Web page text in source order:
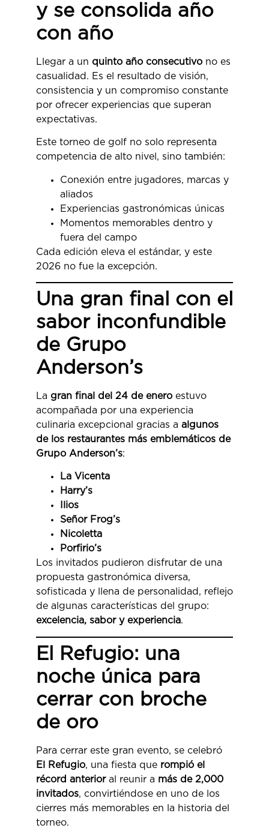
y se consolida año
con año
Llegar a un quinto año consecutivo no es
casualidad. Es el resultado de visión,
consistencia y un compromiso constante
por ofrecer experiencias que superan
expectativas.
Este torneo de golf no solo representa
competencia de alto nivel, sino también:
Conexión entre jugadores, marcas y
aliados
Experiencias gastronómicas únicas
Momentos memorables dentro y
fuera del campo
Cada edición eleva el estándar, y este
2026 no fue la excepción.
Una gran final con el
sabor inconfundible
de Grupo
Anderson’s
La gran final del 24 de enero estuvo
acompañada por una experiencia
culinaria excepcional gracias a algunos
de los restaurantes más emblemáticos de
Grupo Anderson’s:
La Vicenta
Harry’s
Ilios
Señor Frog’s
Nicoletta
Porfirio’s
Los invitados pudieron disfrutar de una
propuesta gastronómica diversa,
sofisticada y llena de personalidad, reflejo
de algunas características del grupo:
excelencia, sabor y experiencia.
El Refugio: una
noche única para
cerrar con broche
de oro
Para cerrar este gran evento, se celebró
El Refugio, una fiesta que rompió el
récord anterioral reunir a más de 2,000
invitados, convirtiéndose en uno de los
cierres más memorables en la historia del
torneo.